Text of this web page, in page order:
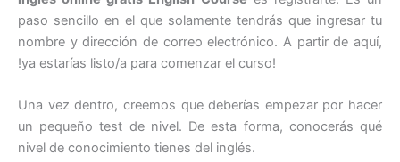
paso sencillo en el que solamente tendrás que ingresar tu
nombre y dirección de correo electrónico. A partir de aquí,
!ya estarías listo/a para comenzar el curso!
Una vez dentro, creemos que deberías empezar por hacer
un pequeño test de nivel. De esta forma, conocerás qué
nivel de conocimiento tienes del inglés.